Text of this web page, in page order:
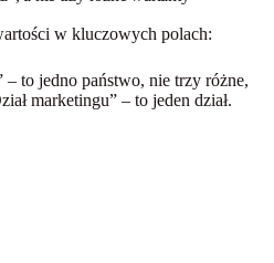
w kluczowych polach:
– to jedno państwo, nie trzy różne,
marketingu” – to jeden dział.